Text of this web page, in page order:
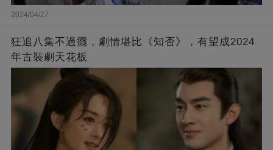
2024/04/27
狂追八集不過癮，劇情堪比《知否》，有望成2024
年古裝劇天花板